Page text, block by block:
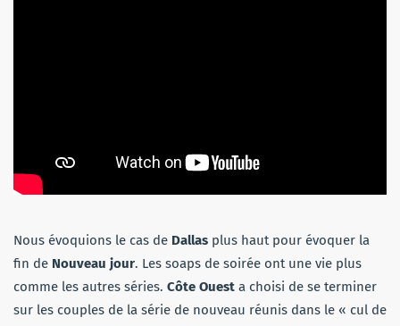
Nous évoquions le cas de Dallas plus haut pour évoquer la
fin de Nouveau jour. Les soaps de soirée ont une vie plus
comme les autres séries. Côte Ouest a choisi de se terminer
sur les couples de la série de nouveau réunis dans le « cul de